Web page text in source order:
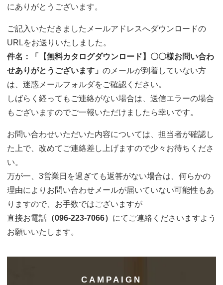
にありがとうございます。
ご記入いただきましたメールアドレスへダウンロードの
URLをお送りいたしました。
件名：「【無料カタログダウンロード】〇〇様お問い合わ
せありがとうございます」 のメールが到着していない方
は、迷惑メールフォルダをご確認ください。
しばらく経ってもご連絡がない場合は、送信エラーの場合
もございますのでご一報いただけましたら幸いです。
お問い合わせいただいた内容については、担当者が確認し
た上で、改めてご連絡差し上げますので少々お待ちくださ
い。
万が一、3営業日を過ぎても返答がない場合は、何らかの
理由によりお問い合わせメールが届いていない可能性もあ
りますので、お手数ではございますが
直接お電話 （096-223-7066） にてご連絡くださいますよう
お願いいたします。
CAMPAIGN